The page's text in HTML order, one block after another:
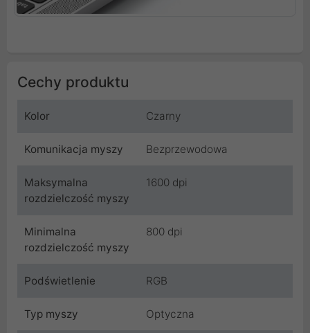
Cechy produktu
Kolor Czarny
Komunikacja myszy Bezprzewodowa
Maksymalna
rozdzielczość myszy
1600 dpi
Minimalna
rozdzielczość myszy
800 dpi
Podświetlenie RGB
Typ myszy Optyczna